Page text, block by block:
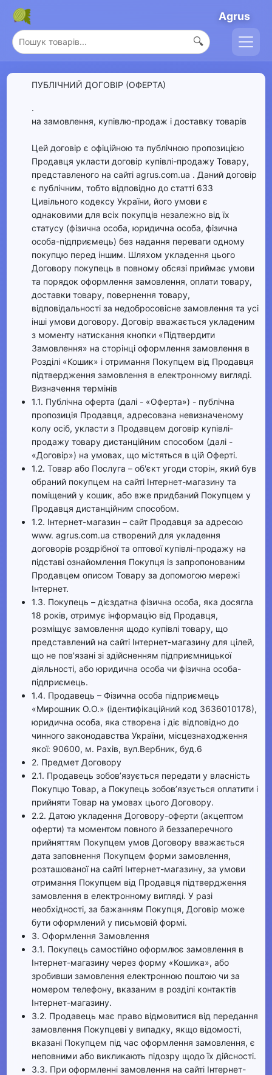
Agrus
🔍
ПУБЛІЧНИЙ ДОГОВІР (ОФЕРТА)
.
на замовлення, купівлю-продаж і доставку товарів
Цей договір є офіційною та публічною пропозицією
Продавця укласти договір купівлі-продажу Товару,
представленого на сайті agrus.com.ua . Даний договір
є публічним, тобто відповідно до статті 633
Цивільного кодексу України, його умови є
однаковими для всіх покупців незалежно від їх
статусу (фізична особа, юридична особа, фізична
особа-підприємець) без надання переваги одному
покупцю перед іншим. Шляхом укладення цього
Договору покупець в повному обсязі приймає умови
та порядок оформлення замовлення, оплати товару,
доставки товару, повернення товару,
відповідальності за недобросовісне замовлення та усі
інші умови договору. Договір вважається укладеним
з моменту натискання кнопки «Підтвердити
Замовлення» на сторінці оформлення замовлення в
Розділі «Кошик» і отримання Покупцем від Продавця
підтвердження замовлення в електронному вигляді.
Визначення термінів
1.1. Публічна оферта (далі - «Оферта») - публічна
пропозиція Продавця, адресована невизначеному
колу осіб, укласти з Продавцем договір купівлі-
продажу товару дистанційним способом (далі -
«Договір») на умовах, що містяться в цій Оферті.
1.2. Товар або Послуга – об'єкт угоди сторін, який був
обраний покупцем на сайті Інтернет-магазину та
поміщений у кошик, або вже придбаний Покупцем у
Продавця дистанційним способом.
1.2. Інтернет-магазин – сайт Продавця за адресою
www. agrus.com.ua створений для укладення
договорів роздрібної та оптової купівлі-продажу на
підставі ознайомлення Покупця із запропонованим
Продавцем описом Товару за допомогою мережі
Інтернет.
1.3. Покупець – дієздатна фізична особа, яка досягла
18 років, отримує інформацію від Продавця,
розміщує замовлення щодо купівлі товару, що
представлений на сайті Інтернет-магазину для цілей,
що не пов'язані зі здійсненням підприємницької
діяльності, або юридична особа чи фізична особа-
підприємець.
1.4. Продавець – Фізична особа підприємець
«Мирошник О.О.» (ідентифікаційний код 3636010178),
юридична особа, яка створена і діє відповідно до
чинного законодавства України, місцезнаходження
якої: 90600, м. Рахів, вул.Вербник, буд.6
2. Предмет Договору
2.1. Продавець зобов’язується передати у власність
Покупцю Товар, а Покупець зобов’язується оплатити і
прийняти Товар на умовах цього Договору.
2.2. Датою укладення Договору-оферти (акцептом
оферти) та моментом повного й беззаперечного
прийняттям Покупцем умов Договору вважається
дата заповнення Покупцем форми замовлення,
розташованої на сайті Інтернет-магазину, за умови
отримання Покупцем від Продавця підтвердження
замовлення в електронному вигляді. У разі
необхідності, за бажанням Покупця, Договір може
бути оформлений у письмовій формі.
3. Оформлення Замовлення
3.1. Покупець самостійно оформлює замовлення в
Інтернет-магазину через форму «Кошика», або
зробивши замовлення електронною поштою чи за
номером телефону, вказаним в розділі контактів
Інтернет-магазину.
3.2. Продавець має право відмовитися від передання
замовлення Покупцеві у випадку, якщо відомості,
вказані Покупцем під час оформлення замовлення, є
неповними або викликають підозру щодо їх дійсності.
3.3. При оформленні замовлення на сайті Інтернет-